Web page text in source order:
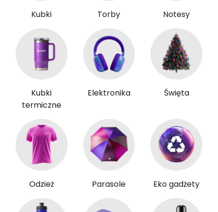
Kubki Torby Notesy
Kubki
termiczne
Elektronika Święta
Odzież Parasole Eko gadżety